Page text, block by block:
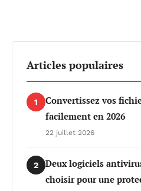
Articles populaires
1
Convertissez vos
facilement en 2026
22 juillet 2026
2
Deux logiciels
choisir pour une